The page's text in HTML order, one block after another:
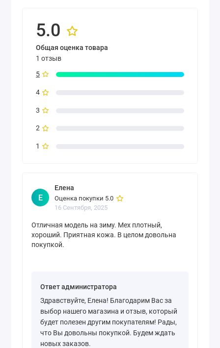
5.0
Общая оценка товара
1 отзыв
5
4
3
2
1
Е
Елена
Оценка покупки 5.0
16 Сентября, 2025
Отличная модель на зиму. Мех плотный,
хороший. Приятная кожа. В целом довольна
покупкой.
Ответ администратора
Здравствуйте, Елена! Благодарим Вас за
выбор нашего магазина и отзыв, который
будет полезен другим покупателям! Рады,
что Вы довольны покупкой. Будем ждать
новых заказов.